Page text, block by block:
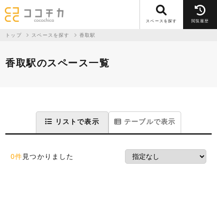
スペースを探す 閲覧履歴
トップ スペースを探す 香取駅
香取駅のスペース一覧
リストで表示 テーブルで表示
0件 見つかりました